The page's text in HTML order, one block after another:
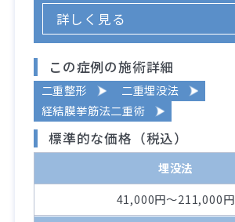
詳しく見る
この症例の施術詳細
二重整形
二重埋没法
経結膜挙筋法二重術
標準的な価格（税込）
埋没法
41,000円～211,000円